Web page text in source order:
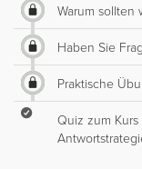
Warum sollten
Haben Sie
Praktische
Quiz zum Kurs